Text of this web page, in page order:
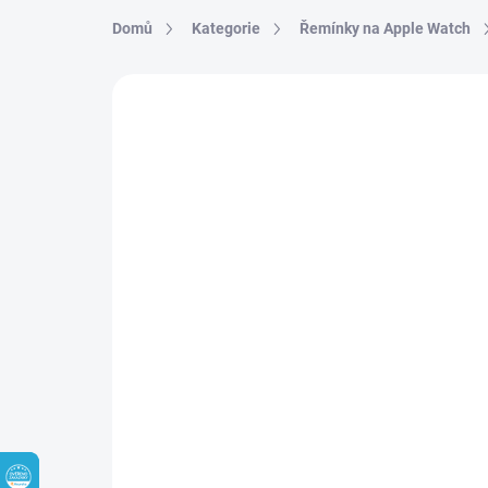
Domů
Kategorie Řemínky na Apple Watch